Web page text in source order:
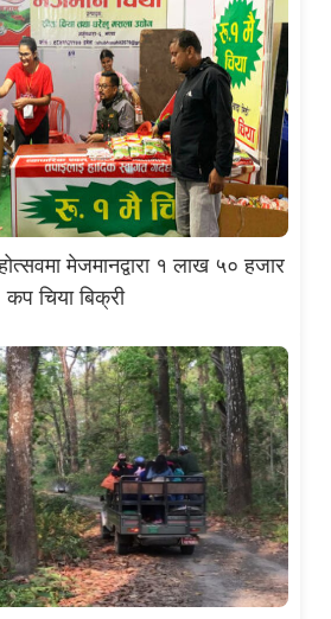
मेजमानद्वारा १ लाख ५० हजार
कप चिया बिक्री